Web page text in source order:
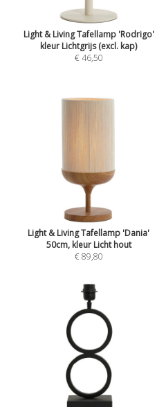
Light & Living Tafellamp 'Rodrigo'
kleur Lichtgrijs (excl. kap)
€ 46,50
Light & Living Tafellamp 'Dania'
50cm, kleur Licht hout
€ 89,80